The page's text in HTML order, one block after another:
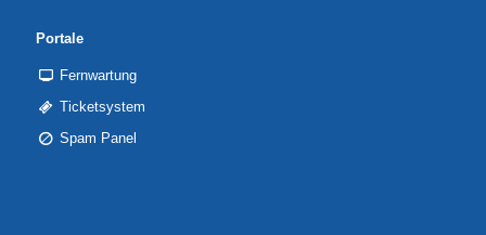
Portale
Fernwartung
Ticketsystem
Spam Panel